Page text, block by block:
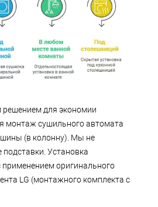
для экономии
монтаж сушильного автомата
(в колонну). Мы не
Установка
применением оригинального
LG (монтажного комплекта с